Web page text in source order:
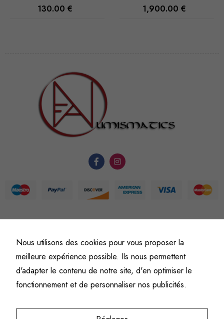
130.00 €
1,900.00 €
©Fine art numismatics– Tous droits réservés.
Politique de confidentialité
Conditions générales de vente et d’utilisation
Mentions légales
Nous utilisons des cookies pour vous proposer la
meilleure expérience possible. Ils nous permettent
d'adapter le contenu de notre site, d'en optimiser le
fonctionnement et de personnaliser nos publicités.
du site Web.
nous
structure du
site Web, en
fonction de
l'usage qu'il